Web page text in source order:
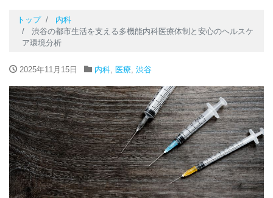
トップ
内科
渋谷の都市生活を支える多機能内科医療体制と安心のヘルスケ
ア環境分析
2025年11月15日 内科, 医療, 渋谷